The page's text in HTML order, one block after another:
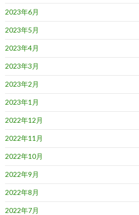
2023年6月
2023年5月
2023年4月
2023年3月
2023年2月
2023年1月
2022年12月
2022年11月
2022年10月
2022年9月
2022年8月
2022年7月